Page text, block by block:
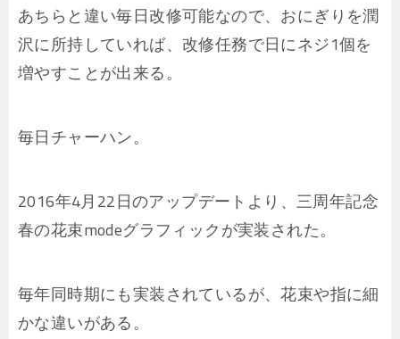
あちらと違い毎日改修可能なので、おにぎりを潤
沢に所持していれば、改修任務で日にネジ1個を
増やすことが出来る。
毎日チャーハン。
2016年4月22日のアップデートより、三周年記念
春の花束modeグラフィックが実装された。
毎年同時期にも実装されているが、花束や指に細
かな違いがある。